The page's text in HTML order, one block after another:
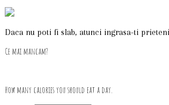
Daca nu poti fi slab, atunci ingrasa-ti
Ce mai mancam?
How many calories you should eat a day.